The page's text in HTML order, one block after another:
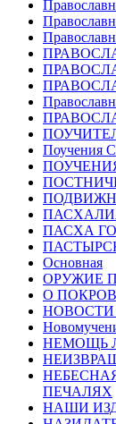
Поучения
ПАСХА
Основная
ОРУЖИЕ
О
НОВОСТИ
НЕМОЩЬ
ПЕЧАЛЯХ
НАШИ